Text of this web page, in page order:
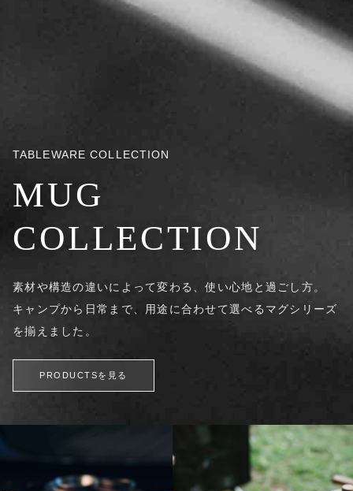
TABLEWARE COLLECTION
MUG
COLLECTION
素材や構造の違いによって変わる、使い心地と過ごし方。
キャンプから日常まで、用途に合わせて選べるマグシリーズ
を揃えました。
PRODUCTSを見る